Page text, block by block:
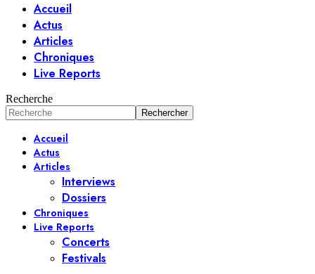
Accueil
Actus
Articles
Chroniques
Live Reports
Recherche
Accueil
Actus
Articles
Interviews
Dossiers
Chroniques
Live Reports
Concerts
Festivals